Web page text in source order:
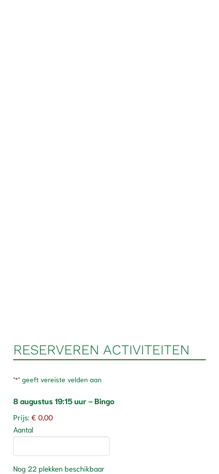
RESERVEREN ACTIVITEITEN
"*" geeft vereiste velden aan
8 augustus 19:15 uur - BingoAantal
Prijs: € 0,00
Aantal
Nog 22 plekken beschikbaar